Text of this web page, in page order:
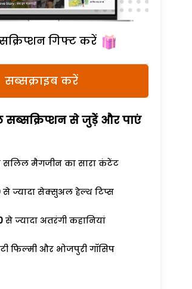
गिफ्ट करें
सब्सक्राइब करें
से जुड़ेें और पाएं
मैगजीन का सारा कंटेंट
से ज्यादा सेक्सुअल हेल्थ टिप्स
से ज्यादा अतरंगी कहानियां
फिल्मी और भोजपुरी गॉसिप